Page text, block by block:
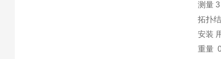
测量
拓扑
安装
重量